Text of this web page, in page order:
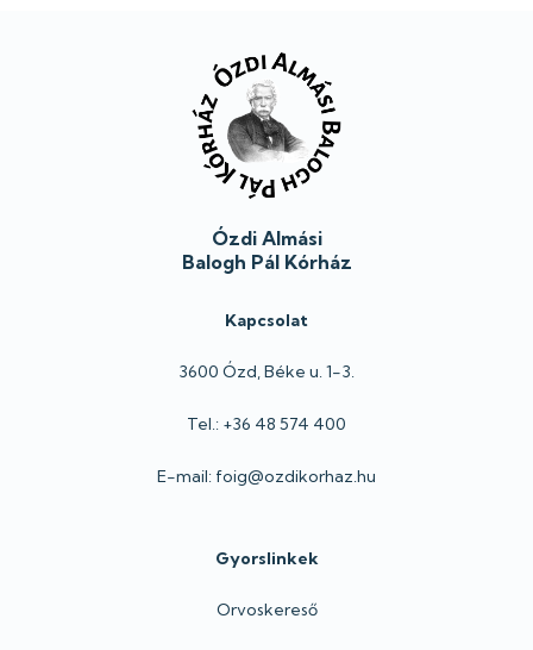
Ózdi Almási
Balogh Pál Kórház
Kapcsolat
3600 Ózd, Béke u. 1-3.
Tel.: +36 48 574 400
E-mail: foig@ozdikorhaz.hu
Gyorslinkek
Orvoskereső